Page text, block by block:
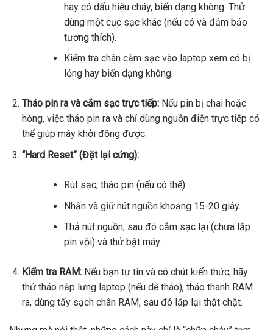
hay có dấu hiệu cháy, biến dạng không. Thử
dùng một cục sạc khác (nếu có và đảm bảo
tương thích).
Kiểm tra chân cắm sạc vào laptop xem có bị
lỏng hay biến dạng không.
Tháo pin ra và cắm sạc trực tiếp:Nếu pin bị chai hoặc
hỏng, việc tháo pin ra và chỉ dùng nguồn điện trực tiếp có
thể giúp máy khởi động được.
“Hard Reset” (Đặt lại cứng):
Rút sạc, tháo pin (nếu có thể).
Nhấn và giữ nút nguồn khoảng 15-20 giây.
Thả nút nguồn, sau đó cắm sạc lại (chưa lắp
pin vội) và thử bật máy.
Kiểm tra RAM:Nếu bạn tự tin và có chút kiến thức, hãy
thử tháo nắp lưng laptop (nếu dễ tháo), tháo thanh RAM
ra, dùng tẩy sạch chân RAM, sau đó lắp lại thật chặt.